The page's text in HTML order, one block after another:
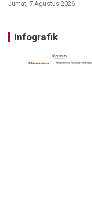
Jumat, 7 Agustus 2026
Infografik